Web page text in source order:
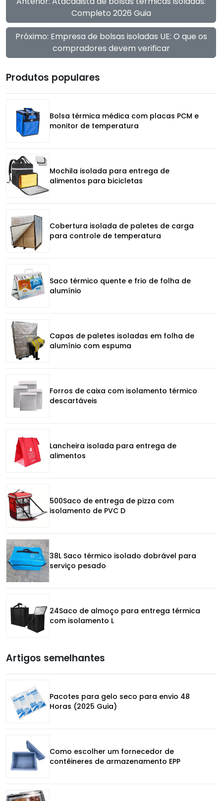
Completo 2026 Guia
Próximo: Empresa de bolsas isoladas UE: O que os
compradores devem verificar
Produtos populares
Bolsa térmica médica com placas PCM e
monitor de temperatura
Mochila isolada para entrega de
alimentos para bicicletas
Cobertura isolada de paletes de carga
para controle de temperatura
Saco térmico quente e frio de folha de
alumínio
Capas de paletes isoladas em folha de
alumínio com espuma
Forros de caixa com isolamento térmico
descartáveis
Lancheira isolada para entrega de
alimentos
500Saco de entrega de pizza com
isolamento de PVC D
38L Saco térmico isolado dobrável para
serviço pesado
24Saco de almoço para entrega térmica
com isolamento L
Artigos semelhantes
Pacotes para gelo seco para envio 48
Horas (2025 Guia)
Como escolher um fornecedor de
contêineres de armazenamento EPP